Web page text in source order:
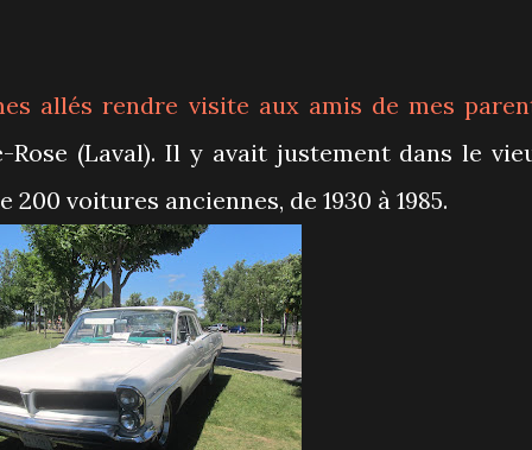
allés rendre visite aux amis de mes
(Laval). Il y avait justement dans le
voitures anciennes, de 1930 à 1985.